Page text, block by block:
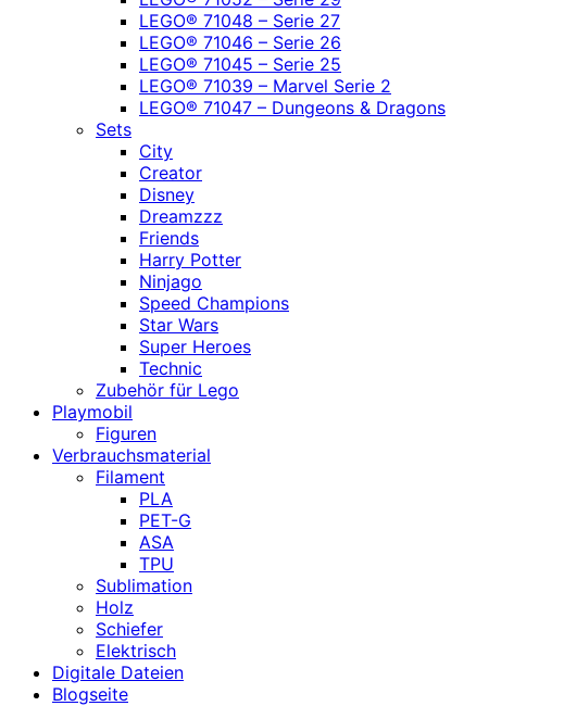
LEGO® 71048 – Serie 27
LEGO® 71046 – Serie 26
LEGO® 71045 – Serie 25
LEGO® 71039 – Marvel Serie 2
LEGO® 71047 – Dungeons & Dragons
Sets
City
Creator
Disney
Dreamzzz
Friends
Harry Potter
Ninjago
Speed Champions
Star Wars
Super Heroes
Technic
Zubehör für Lego
Playmobil
Figuren
Verbrauchsmaterial
Filament
PLA
PET-G
ASA
TPU
Sublimation
Holz
Schiefer
Elektrisch
Digitale Dateien
Blogseite